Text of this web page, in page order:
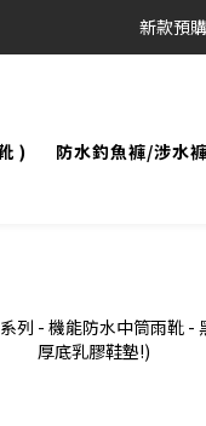
新款預
) 防水釣魚褲/涉水褲